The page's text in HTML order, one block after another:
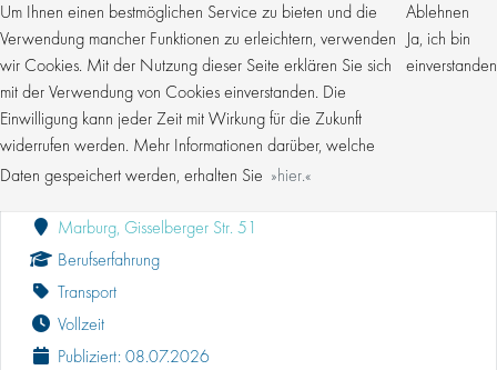
Um Ihnen einen bestmöglichen Service zu bieten und die
Verwendung mancher Funktionen zu erleichtern, verwenden
wir Cookies. Mit der Nutzung dieser Seite erklären Sie sich
mit der Verwendung von Cookies einverstanden. Die
Einwilligung kann jeder Zeit mit Wirkung für die Zukunft
widerrufen werden. Mehr Informationen darüber, welche
Daten gespeichert werden, erhalten Sie
hier.
Ablehnen
Ja, ich bin
einverstanden
SACHBEARBEITER (M/W/D) IM KFZ-
ZULASSUNGSDIENST
Marburg, Gisselberger Str. 51
Berufserfahrung
Transport
Vollzeit
Publiziert: 08.07.2026